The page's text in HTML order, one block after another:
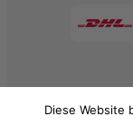
Diese Website